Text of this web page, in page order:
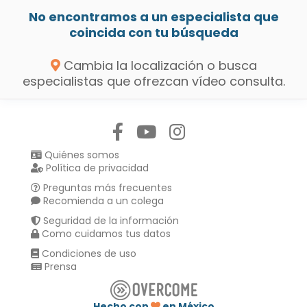
No encontramos a un especialista que
coincida con tu búsqueda
Cambia la localización o busca
especialistas que ofrezcan vídeo consulta.
Quiénes somos
Política de privacidad
Preguntas más frecuentes
Recomienda a un colega
Seguridad de la información
Como cuidamos tus datos
Condiciones de uso
Prensa